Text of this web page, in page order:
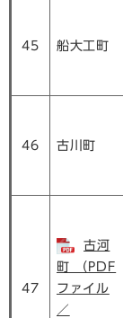
45 船大工町
46 古川町
47
古河
町 （PDF
ファイル
／